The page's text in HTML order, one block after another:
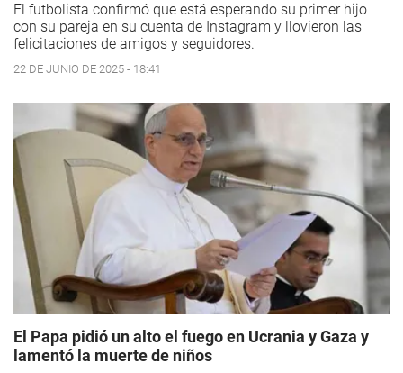
El futbolista confirmó que está esperando su primer hijo
con su pareja en su cuenta de Instagram y llovieron las
felicitaciones de amigos y seguidores.
22 DE JUNIO DE 2025 - 18:41
El Papa pidió un alto el fuego en Ucrania y Gaza y
lamentó la muerte de niños